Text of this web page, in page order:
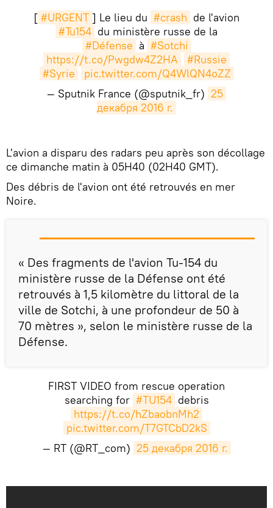
[ #URGENT ] Le lieu du #crash de l'avion
#Tu154 du ministère russe de la
#Défense à #Sotchi
https://t.co/Pwgdw4Z2HA
#Russie
#Syrie
pic.twitter.com/Q4WlQN4oZZ
— Sputnik France (@sputnik_fr) 25
декабря 2016 г.
L'avion a disparu des radars peu après son décollage
ce dimanche matin à 05H40 (02H40 GMT).
Des débris de l'avion ont été retrouvés en mer
Noire.
« Des fragments de l'avion Tu-154 du
ministère russe de la Défense ont été
retrouvés à 1,5 kilomètre du littoral de la
ville de Sotchi, à une profondeur de 50 à
70 mètres », selon le ministère russe de la
Défense.
FIRST VIDEO from rescue operation
searching for #TU154 debris
https://t.co/hZbaobnMh2
pic.twitter.com/T7GTCbD2kS
— RT (@RT_com) 25 декабря 2016 г.